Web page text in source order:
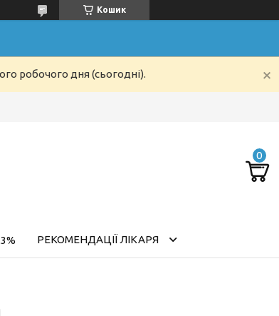
Кошик
робочого дня (сьогодні).
РЕКОМЕНДАЦІЇ ЛІКАРЯ